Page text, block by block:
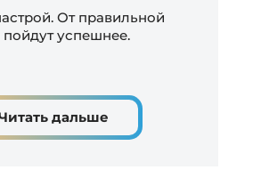
От правильной
успешнее.
дальше